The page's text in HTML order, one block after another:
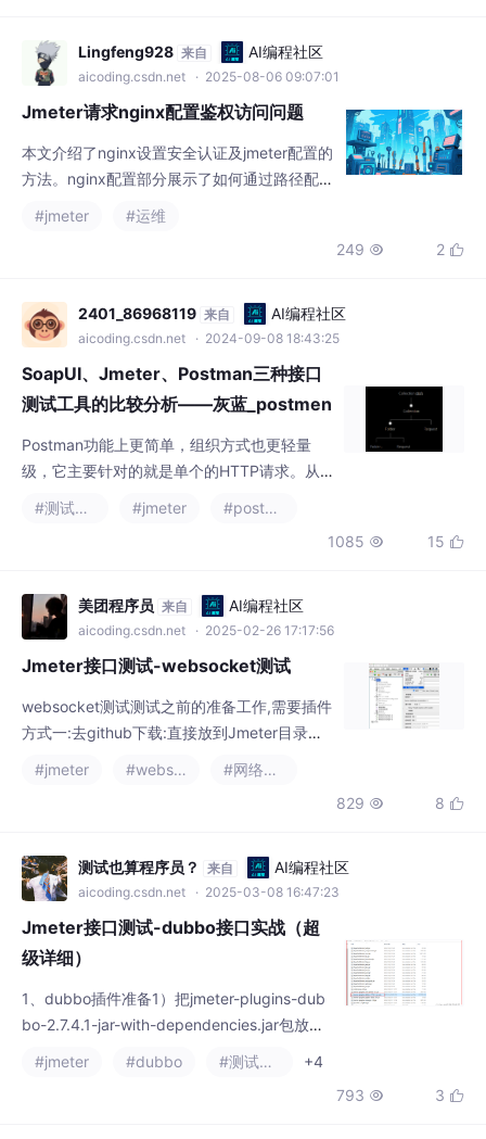
Lingfeng928 来自 AI编程社区
aicoding.csdn.net · 2025-08-06 09:07:01
Jmeter请求nginx配置鉴权访问问题
本文介绍了nginx设置安全认证及jmeter配置的
方法。nginx配置部分展示了如何通过路径配
务器、用户名密码验证等。jmeter配置部分详
提供了两种授权方式：通过URL直接传递凭证
和使用Authorization请求头。文章通过配置文
#jmeter
#运维
249  2 
2401_86968119 来自 AI编程社区
aicoding.csdn.net · 2024-09-08 18:43:25
SoapUI、Jmeter、Postman三种接口
测试工具的比较分析——灰蓝_postmen
Postman功能上更简单，组织方式也更轻量
级，它主要针对的就是单个的HTTP请求。从
接口，不支持的也可以通过网上或自己编写的
口，对于其他协议的接口不支持。SoapUI可以
创建Soap Project或者Rest Project（但Proje
#jmeter
1085  15 
美团程序员 来自 AI编程社区
aicoding.csdn.net · 2025-02-26 17:17:56
Jmeter接口测试-websocket测试
websocket测试测试之前的准备工作,需要插件
方式一:去github下载:直接放到Jmeter目录的\l
pler中看到websocket sampler这一项方式二:
列表中勾选即可在线安装, 我已经安装过了就
在install
#jmeter
829  8 
测试也算程序员？ 来自 AI编程社区
aicoding.csdn.net · 2025-03-08 16:47:23
Jmeter接口测试-dubbo接口实战（超
级详细）
1、dubbo插件准备1）把jmeter-plugins-dub
bo-2.7.4.1-jar-with-dependencies.jar包放在
开jmeter客户端在线程组-添加-取样器-dubbo
#jmeter #dubbo
+4
793  3 